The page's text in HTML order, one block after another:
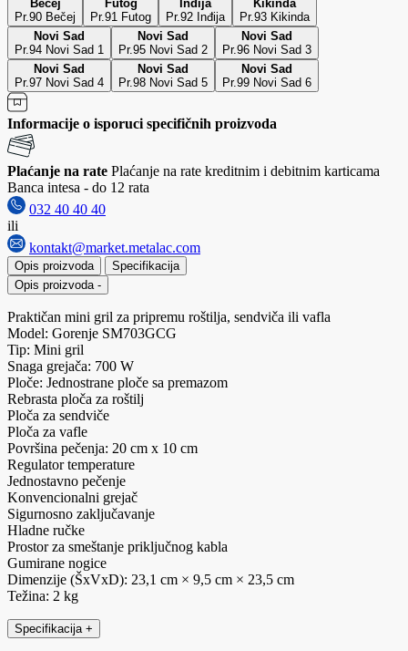
Bečej
Pr.90 Bečej
Futog
Pr.91 Futog
Inđija
Pr.92 Inđija
Kikinda
Pr.93 Kikinda
Novi Sad
Pr.94 Novi Sad 1
Novi Sad
Pr.95 Novi Sad 2
Novi Sad
Pr.96 Novi Sad 3
Novi Sad
Pr.97 Novi Sad 4
Novi Sad
Pr.98 Novi Sad 5
Novi Sad
Pr.99 Novi Sad 6
Informacije o isporuci specifičnih proizvoda
Plaćanje na rate Plaćanje na rate kreditnim i debitnim karticama
Banca intesa - do 12 rata
032 40 40 40
ili
kontakt@market.metalac.com
Opis proizvoda
Specifikacija
Opis proizvoda -
Praktičan mini gril za pripremu roštilja, sendviča ili vafla
Model: Gorenje SM703GCG
Tip: Mini gril
Snaga grejača: 700 W
Ploče: Jednostrane ploče sa premazom
Rebrasta ploča za roštilj
Ploča za sendviče
Ploča za vafle
Površina pečenja: 20 cm x 10 cm
Regulator temperature
Jednostavno pečenje
Konvencionalni grejač
Sigurnosno zaključavanje
Hladne ručke
Prostor za smeštanje priključnog kabla
Gumirane nogice
Dimenzije (ŠxVxD): 23,1 cm × 9,5 cm × 23,5 cm
Težina: 2 kg
Specifikacija +